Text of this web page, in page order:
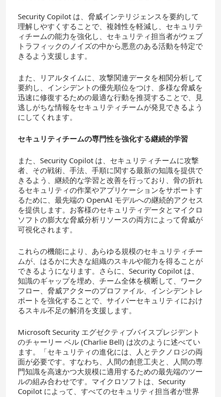
Security Copilot は、脅威インテリジェンスを要約して
理解しやすくすることで、複雑性を軽減し、セキュリテ
ィチームの能力を強化し、セキュリティ担当者がウェブ
トラフィックのノイズの中から悪意のある活動を特定で
きるよう支援します。
また、リアルタイムに、攻撃関連データを相関分析して
要約し、インシデントの優先順位をつけ、多様な脅威を
迅速に修復するための最適な行動を推奨することで、見
逃しがちな情報をセキュリティチームが発見できるよう
にしてくれます。
セキュリティチームの専門性を強化する継続的学習
また、Security Copilot は、セキュリティチームに攻撃
者、その戦術、手法、手順に関する最新の知識を提供で
きるよう、継続的な学習と改善を行っており、骨の折れ
るセキュリティの作業やアプリケーションをサポートす
るために、最先端の OpenAI モデルへの継続的アクセス
を提供します。お客様のセキュリティデータとマイクロ
ソフトの膨大な脅威分析リソースの両方によって脅威が
可視化されます。
これらの機能により、あらゆる規模のセキュリティチー
ムが、はるかに大きな組織のスキルや能力を得ることが
できるようになります。さらに、Security Copilot は、
知識のギャップを埋め、チーム全体を横断して、ワーク
フロー、脅威アクターのプロファイル、インシデントレ
ポートを強化することで、サイバーセキュリティにおけ
るスキル不足の解消を支援します。
Microsoft Security エグゼクティブバイスプレジデント
のチャーリー ベル (Charlie Bell) は次のように述べてい
ます。「セキュリティの進化には、人とテクノロジの両
面が必要です。すなわち、人間の創意工夫と、人間の専
門知識を高速かつ大規模に適用するための最先端のツー
ルの組み合わせです。マイクロソフトは、Security
Copilot によって、すべてのセキュリティ担当者が世界